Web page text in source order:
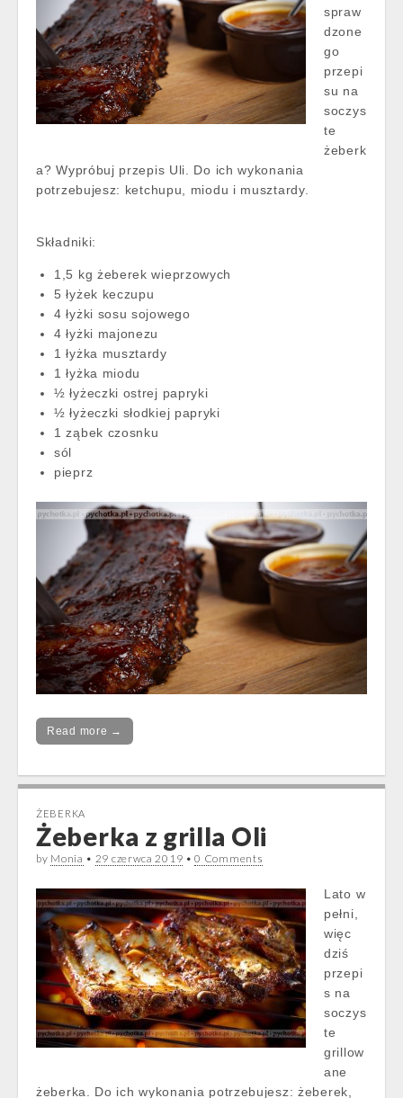
spraw
dzone
go
przepi
su na
soczys
te
żeberk
a? Wypróbuj przepis Uli. Do ich wykonania
potrzebujesz: ketchupu, miodu i musztardy.
Składniki:
1,5 kg żeberek wieprzowych
5 łyżek keczupu
4 łyżki sosu sojowego
4 łyżki majonezu
1 łyżka musztardy
1 łyżka miodu
½ łyżeczki ostrej papryki
½ łyżeczki słodkiej papryki
1 ząbek czosnku
sól
pieprz
Read more →
ŻEBERKA
Żeberka z grilla Oli
by Monia • 29 czerwca 2019 •0 Comments
Lato w
pełni,
więc
dziś
przepi
s na
soczys
te
grillow
ane
żeberka. Do ich wykonania potrzebujesz: żeberek,